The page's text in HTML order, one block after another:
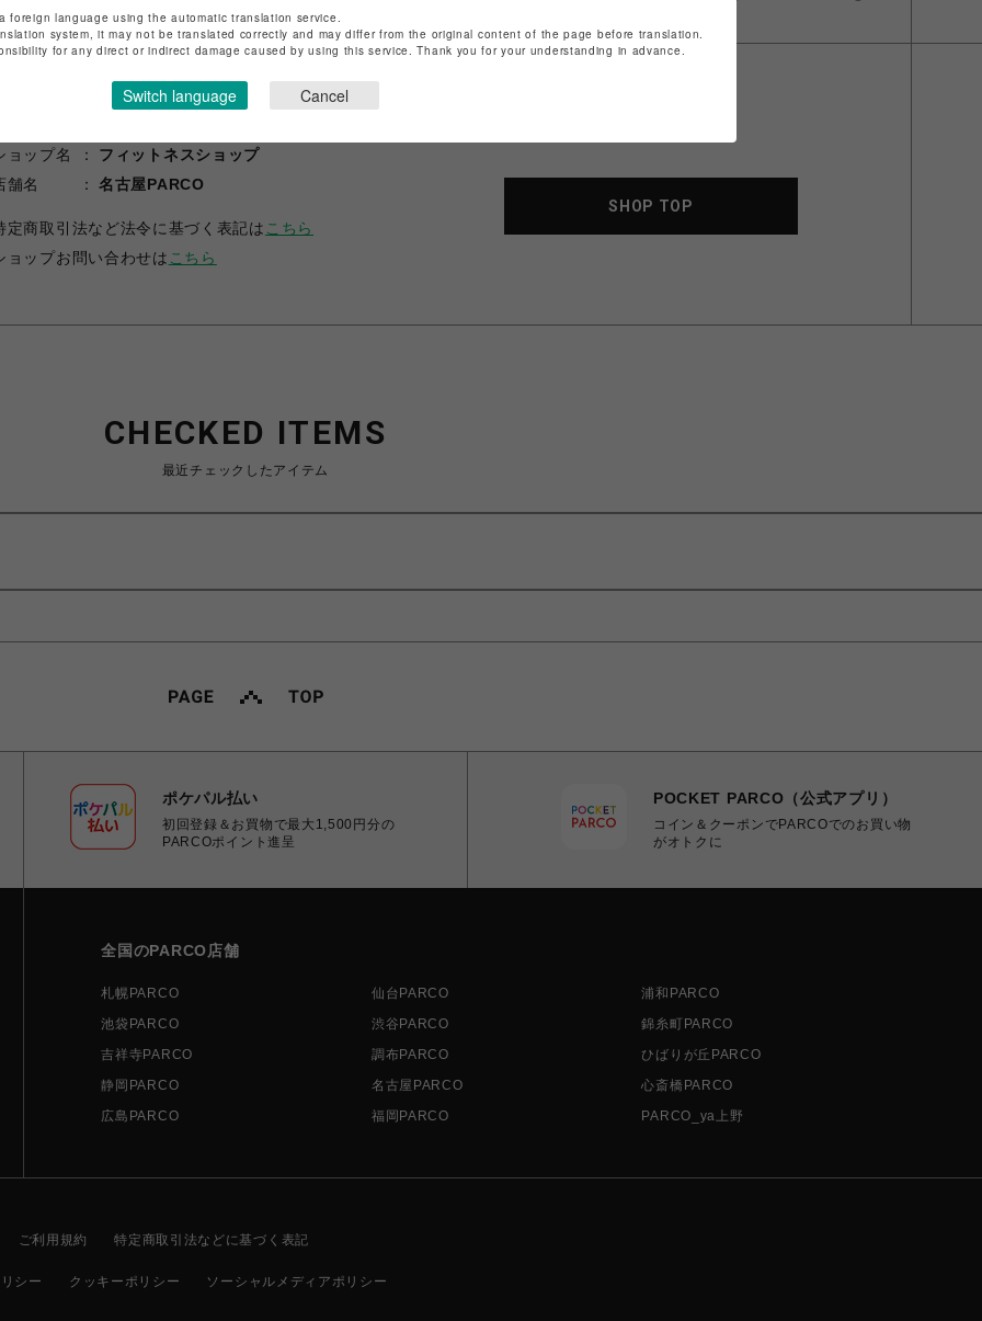
ョップ名
フィットネスショップ
舗名
名古屋PARCO
定商取引法など法令に基づく表記は こちら
ョップお問い合わせは こちら
SHOP TOP
CHECKED ITEMS
最近チェックしたアイテム
ポケパル払い
初回登録＆お買物で最大1,500円分の
PARCOポイント進呈
POCKET PARCO（公式アプリ）
コイン＆クーポンでPARCOでのお買い物
がオトクに
全国のPARCO店舗
札幌PARCO 仙台PARCO
浦和PARCO
池袋PARCO
渋谷PARCO
錦糸町PARCO
吉祥寺PARCO
調布PARCO
ひばりが丘PARCO
静岡PARCO
名古屋PARCO
心斎橋PARCO
広島PARCO
福岡PARCO PARCO_ya上野
ご利用規約 特定商取引法などに基づく表記
シー クッキーポリシー ソーシャルメディアポリシー
foreign language using the automatic translation service.
system, it may not be translated correctly and may differ from the original content of the page before translation.
for any direct or indirect damage caused by using this service. Thank you for your understanding in advance.
Switch language Cancel